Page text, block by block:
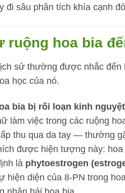
đi sâu phân tích khía cạnh
ruộng hoa bia
sử thường được nhắc
học của nó.
bia bị rối loạn kinh
làm việc trong các ruộng
thu qua da tay — thường
được hiện tượng này:
là phytoestrogen
hiện diện của 8-PN trong